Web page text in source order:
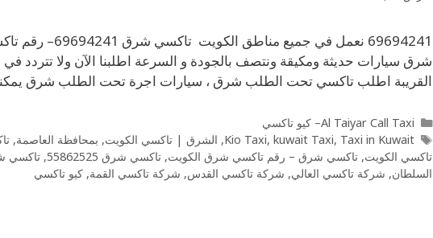
69694241 نعمل
شرق سيارات حديثة ومكيقة ونتصف بالجودة و السرعة اطلبنا الآن ولا
القريبة اطلب تاكسي تحت الطلب شرق ، سيارات اجرة تحت الطلب شرق
Al Taiyar Call Taxi– كيو تاكسي
Kio Taxi,kuwait Taxi, Taxi in Kuwait
, الشرق | تاكسي الكويت, بمحافظة العاصمة,
تاكسي الكويت, تاكسي شرق – رقم تاكسي شرق الكويت, تاكسي شرق 55862525 , تاكسي
السلطان, شركة تاكسي العالي, شركة تاكسي القدس, شركة تاكسي القمة, كيو تاكسي